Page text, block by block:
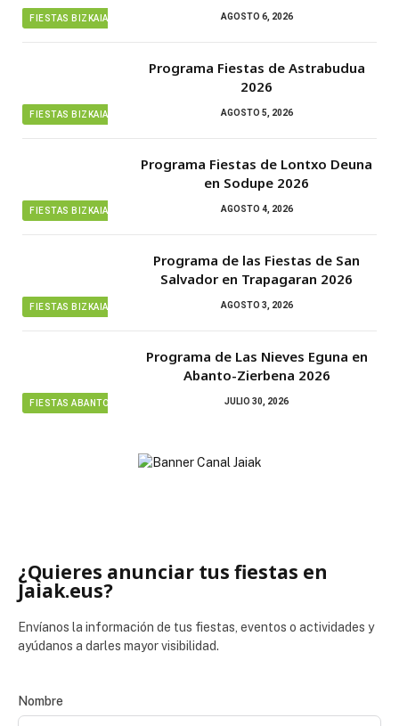
FIESTAS BIZKAIA AGOSTO 6, 2026
FIESTAS BIZKAIA
Programa Fiestas de Astrabudua
2026
AGOSTO 5, 2026
FIESTAS BIZKAIA
Programa Fiestas de Lontxo Deuna
en Sodupe 2026
AGOSTO 4, 2026
FIESTAS BIZKAIA
Programa de las Fiestas de San
Salvador en Trapagaran 2026
AGOSTO 3, 2026
FIESTAS ABANTO ZIERBENA
Programa de Las Nieves Eguna en
Abanto-Zierbena 2026
JULIO 30, 2026
¿Quieres anunciar tus fiestas en
Jaiak.eus?
Envíanos la información de tus fiestas, eventos o actividades y
ayúdanos a darles mayor visibilidad.
Nombre